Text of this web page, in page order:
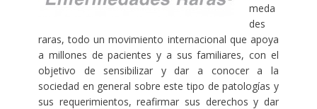
meda
des
raras, todo un movimiento internacional que apoya
a millones de pacientes y a sus familiares, con el
objetivo de sensibilizar y dar a conocer a la
sociedad en general sobre este tipo de patologías y
sus requerimientos, reafirmar sus derechos y dar